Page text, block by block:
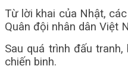
Từ lời khai của Nhật,
Quân đội nhân dân Việt
Sau quá trình đấu
chiến binh.